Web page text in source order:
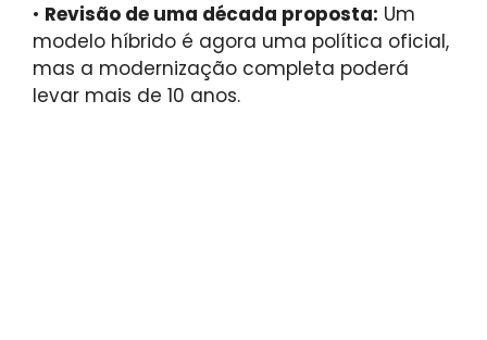
• Revisão de uma década proposta: Um
modelo híbrido é agora uma política oficial,
mas a modernização completa poderá
levar mais de 10 anos.